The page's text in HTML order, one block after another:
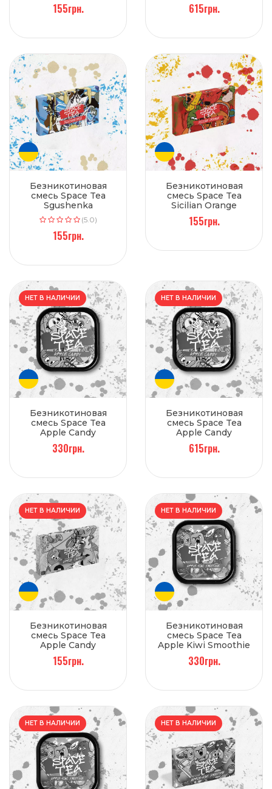
(Грейпфрут) 40 г
155грн. (Сгущенка) 250 г
615грн.
Безникотиновая
смесь Space Tea
Sgushenka
(Сгущенка) 40 г
(5.0)
155грн.
Безникотиновая
смесь Space Tea
Sicilian Orange
(Апельсин) 40 г
155грн.
НЕТ В НАЛИЧИИ
Безникотиновая
смесь Space Tea
Apple Candy
(Яблочная конфета)
100 г
330грн.
НЕТ В НАЛИЧИИ
Безникотиновая
смесь Space Tea
Apple Candy
(Яблочная конфета)
250 г
615грн.
НЕТ В НАЛИЧИИ
Безникотиновая
смесь Space Tea
Apple Candy
(Яблочная конфета)
40 г
155грн.
НЕТ В НАЛИЧИИ
Безникотиновая
смесь Space Tea
Apple Kiwi Smoothie
(Яблоко, Киви,
Смузи) 100 г
330грн.
НЕТ В НАЛИЧИИ НЕТ В НАЛИЧИИ